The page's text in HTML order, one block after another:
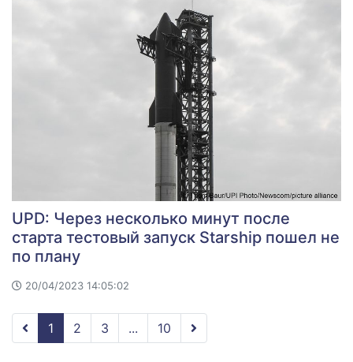
UPD: Через несколько минут после
старта тестовый запуск Starship пошел не
по плану
20/04/2023 14:05:02
1 2 3 ... 10